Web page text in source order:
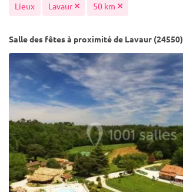
Lieux Lavaur 50 km
Salle des fêtes à proximité de Lavaur (24550)